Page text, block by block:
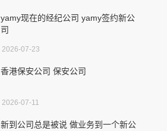
yamy现在的经纪公司 yamy签约新公
司
2026-07-23
香港保安公司 保安公司
2026-07-11
新到公司总是被说 做业务到一个新公